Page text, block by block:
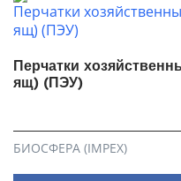
Перчатки
ящ) (ПЭУ)
БИОСФЕРА (IMPEX)